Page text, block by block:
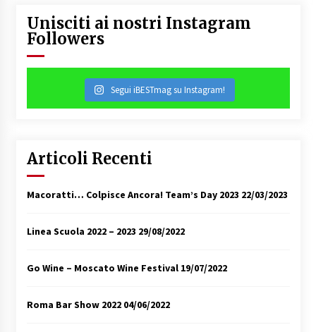
Unisciti ai nostri Instagram
Followers
Segui iBESTmag su Instagram!
Articoli Recenti
Macoratti… Colpisce Ancora! Team’s Day 2023 22/03/2023
Linea Scuola 2022 – 2023 29/08/2022
Go Wine – Moscato Wine Festival 19/07/2022
Roma Bar Show 2022 04/06/2022